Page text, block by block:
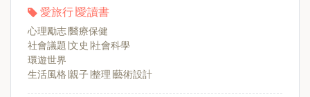
愛旅行∣愛讀書
心理勵志∣醫療保健
社會議題∣文史∣社會科學
環遊世界
生活風格∣親子∣整理∣藝術設計